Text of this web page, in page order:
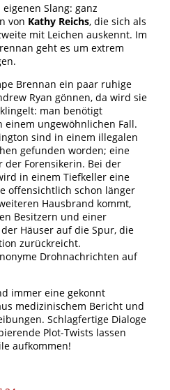
Slang: ganz
von Kathy Reichs, die sich als
mit Leichen auskennt. Im
geht es um extrem
Brennan ein paar ruhige
Ryan gönnen, da wird sie
man benötigt
ungewöhnlichen Fall.
sind in einem illegalen
gefunden worden; eine
der Forensikerin. Bei der
in einem Tiefkeller eine
offensichtlich schon länger
Hausbrand kommt,
Besitzern und einer
Häuser auf die Spur, die
zurückreicht.
Drohnachrichten auf
immer eine gekonnt
medizinischem Bericht und
Schlagfertige Dialoge
Plot-Twists lassen
aufkommen!